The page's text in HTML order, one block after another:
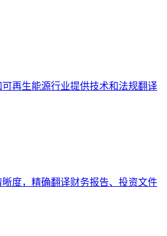
再生能源行业提供技术和法规翻译
度，精确翻译财务报告、投资文件